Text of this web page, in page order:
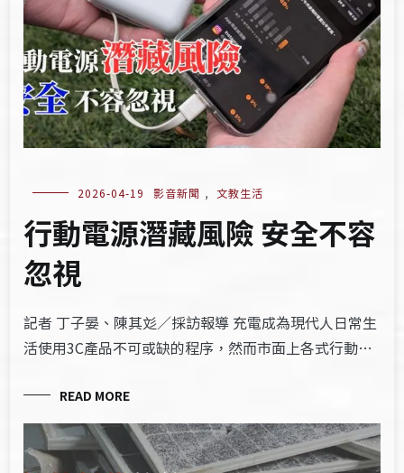
2026-04-19 影音新聞 , 文教生活
行動電源潛藏風險 安全不容
忽視
記者 丁子晏、陳其彣／採訪報導 充電成為現代人日常生
活使用3C產品不可或缺的程序，然而市面上各式行動…
READ MORE